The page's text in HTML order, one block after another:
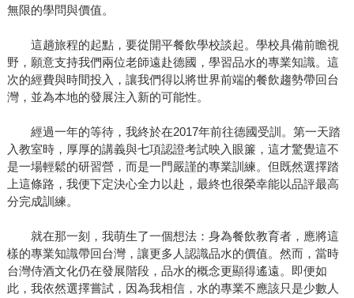
無限的學問與價值。
這趟旅程的起點，要從開平餐飲學校談起。學校具備前瞻視
野，願意支持我們兩位老師遠赴德國，學習品水的專業知識。這
次的經費與時間投入，讓我們得以將世界前端的餐飲趨勢帶回台
灣，並為本地的發展注入新的可能性。
經過一年的等待，我終於在2017年前往德國受訓。第一天踏
入教室時，厚厚的講義與七項認證考試映入眼簾，這才驚覺這不
是一場輕鬆的研習營，而是一門嚴謹的專業訓練。但既然選擇踏
上這條路，我便下定決心全力以赴，最終也很榮幸能以品評最高
分完成訓練。
就在那一刻，我萌生了一個想法：身為餐飲教育者，應將這
樣的專業知識帶回台灣，讓更多人認識品水的價值。然而，當時
台灣侍酒文化仍在發展階段，品水的概念更顯得遙遠。即便如
此，我依然選擇嘗試，因為我相信，水的專業不應該只是少數人